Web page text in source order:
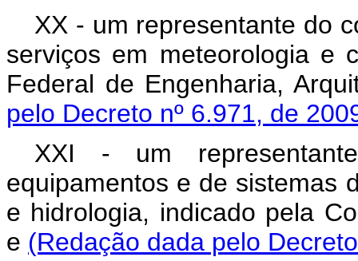
XX - um representante do
serviços em meteorologia e
Federal de Engenharia,
pelo Decreto nº 6.971, de
XXI - um
equipamentos e de sistemas
e hidrologia, indicado pela
e (Redação dada pelo